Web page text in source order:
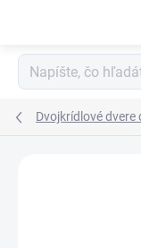
Dvojkrídlové